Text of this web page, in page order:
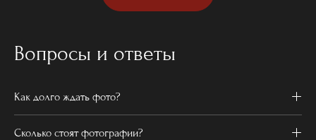
Вопросы и ответы
Как долго ждать фото?
Сколько стоят фотографии?